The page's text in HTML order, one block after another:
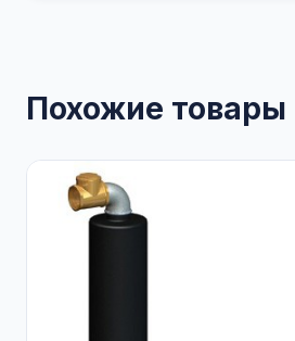
Похожие товары